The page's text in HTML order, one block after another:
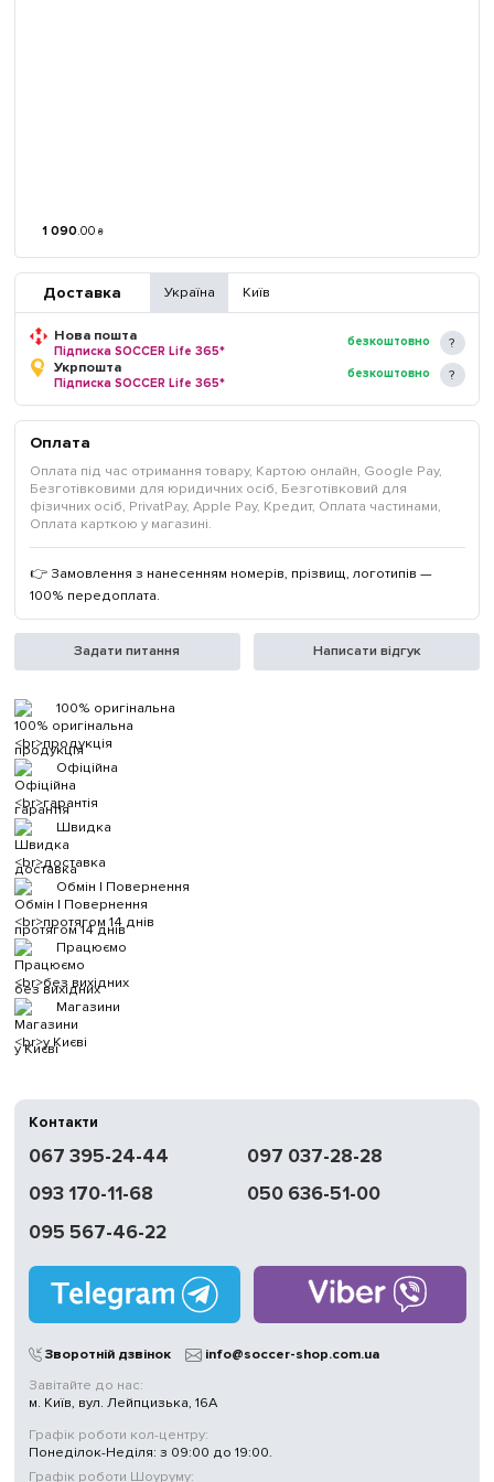
1 090. 00 ₴
Доставка Україна Київ
Нова пошта
Підписка SOCCER Life 365*
безкоштовно
Укрпошта
Підписка SOCCER Life 365*
безкоштовно
Оплата
Оплата під час отримання товару, Картою онлайн, Google Pay,
Безготівковими для юридичних осіб, Безготівковий для
фізичних осіб, PrivatPay, Apple Pay, Кредит, Оплата частинами,
Оплата карткою у магазині.
👉 Замовлення з нанесенням номерів, прізвищ, логотипів —
100% передоплата.
Задати питання Написати відгук
100% оригінальна
продукція
Офіційна
гарантія
Швидка
доставка
Обмін | Повернення
протягом 14 днів
Працюємо
без вихідних
Магазини
у Києві
Контакти
067 395-24-44
097 037-28-28
093 170-11-68
050 636-51-00
095 567-46-22
Зворотній дзвінок
info@soccer-shop.com.ua
Завітайте до нас:
м. Київ, вул. Лейпцизька, 16А
Графік роботи кол-центру:
Понеділок-Неділя: з 09:00 до 19:00.
Графік роботи Шоуруму: